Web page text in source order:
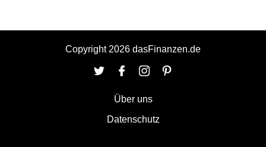
Copyright 2026 dasFinanzen.de
Über uns
Datenschutz